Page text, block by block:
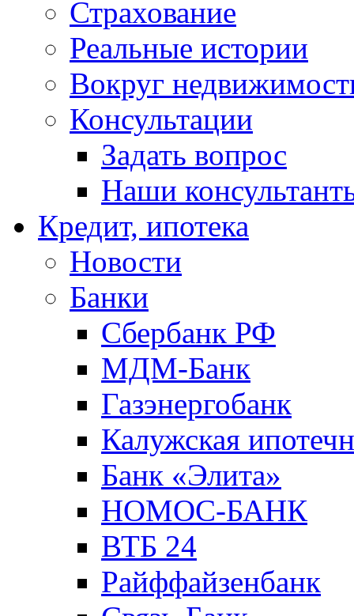
Страхование
Реальные истории
Вокруг
Консультации
Задать вопрос
Наши
Кредит, ипотека
Новости
Банки
Сбербанк РФ
МДМ-Банк
Газэнергобанк
Калужская
Банк «Элита»
НОМОС-БАНК
ВТБ 24
Райффайзенбанк